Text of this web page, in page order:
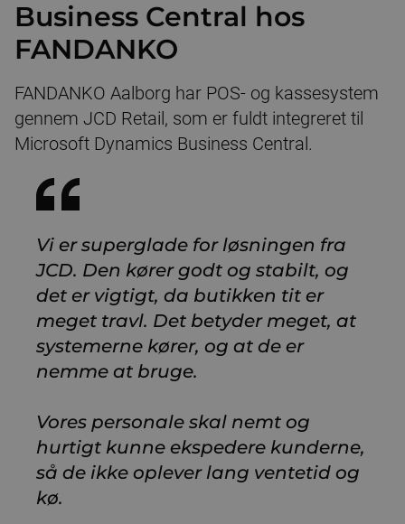
Business Central hos
FANDANKO
FANDANKO Aalborg har POS- og kassesystem
gennem JCD Retail, som er fuldt integreret til
Microsoft Dynamics Business Central.
Vi er superglade for løsningen fra
JCD. Den kører godt og stabilt, og
det er vigtigt, da butikken tit er
meget travl. Det betyder meget, at
systemerne kører, og at de er
nemme at bruge.
Vores personale skal nemt og
hurtigt kunne ekspedere kunderne,
så de ikke oplever lang ventetid og
kø.